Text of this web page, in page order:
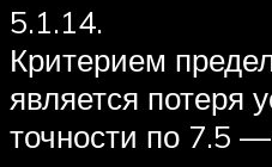
5.1.14.
Критерием
является потеря
точности по 7.5